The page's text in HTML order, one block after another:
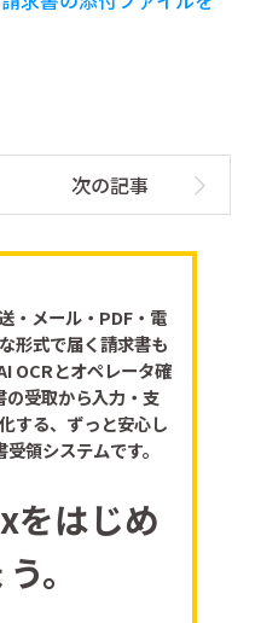
・メール・PDF・電
形式で届く請求書も
OCRとオペレータ確
受取から入力・支
する、ずっと安心し
領システムです。
をはじめ
。